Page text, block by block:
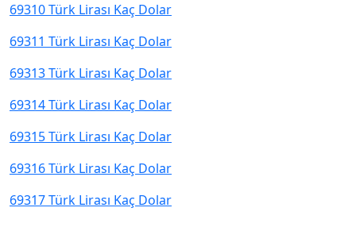
69310 Türk Lirası Kaç Dolar
69311 Türk Lirası Kaç Dolar
69313 Türk Lirası Kaç Dolar
69314 Türk Lirası Kaç Dolar
69315 Türk Lirası Kaç Dolar
69316 Türk Lirası Kaç Dolar
69317 Türk Lirası Kaç Dolar